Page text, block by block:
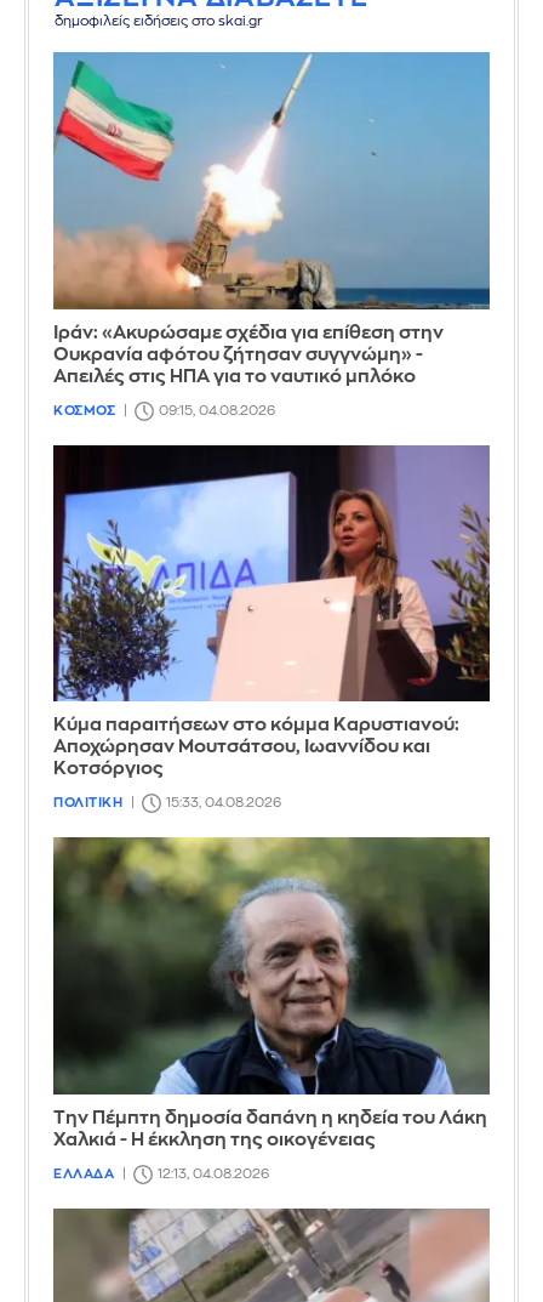
δημοφιλείς ειδήσεις στο skai.gr
Ιράν: «Ακυρώσαμε σχέδια για επίθεση στην
Ουκρανία αφότου ζήτησαν συγγνώμη» -
Απειλές στις ΗΠΑ για το ναυτικό μπλόκο
ΚΟΣΜΟΣ 09:15, 04.08.2026
Κύμα παραιτήσεων στο κόμμα Καρυστιανού:
Αποχώρησαν Μουτσάτσου, Ιωαννίδου και
Κοτσόργιος
ΠΟΛΙΤΙΚΗ 15:33, 04.08.2026
Την Πέμπτη δημοσία δαπάνη η κηδεία του Λάκη
Χαλκιά - Η έκκληση της οικογένειας
ΕΛΛΑΔΑ 12:13, 04.08.2026